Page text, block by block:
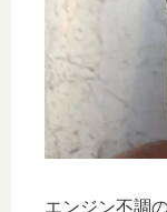
エンジン不調